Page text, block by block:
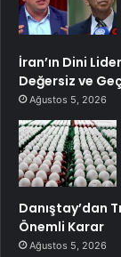
İran’ın Dini
Değersiz ve
Ağustos 5, 2026
Danıştay’dan
Önemli Karar
Ağustos 5, 2026